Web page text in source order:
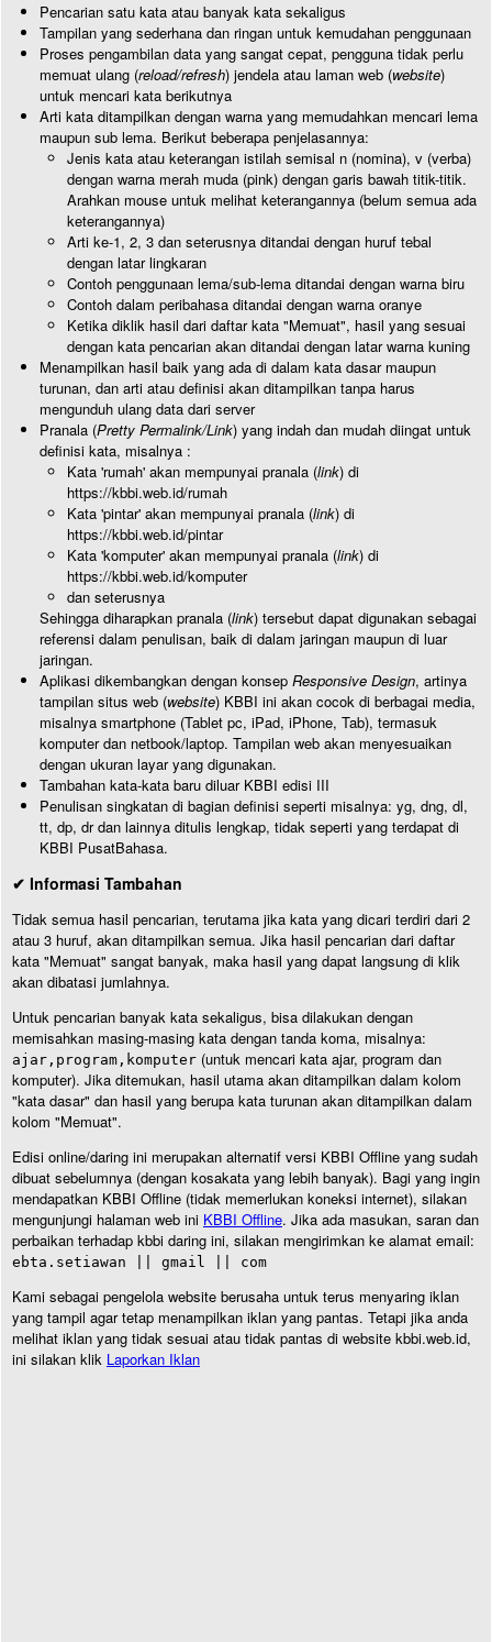
Pencarian satu kata atau banyak kata sekaligus
Tampilan yang sederhana dan ringan untuk kemudahan penggunaan
Proses pengambilan data yang sangat cepat, pengguna tidak perlu
memuat ulang (reload/refresh) jendela atau laman web (website)
untuk mencari kata berikutnya
Arti kata ditampilkan dengan warna yang memudahkan mencari lema
maupun sub lema. Berikut beberapa penjelasannya:
Jenis kata atau keterangan istilah semisal n (nomina), v (verba)
dengan warna merah muda (pink) dengan garis bawah titik-titik.
Arahkan mouse untuk melihat keterangannya (belum semua ada
keterangannya)
Arti ke-1, 2, 3 dan seterusnya ditandai dengan huruf tebal
dengan latar lingkaran
Contoh penggunaan lema/sub-lema ditandai dengan warna biru
Contoh dalam peribahasa ditandai dengan warna oranye
Ketika diklik hasil dari daftar kata "Memuat", hasil yang sesuai
dengan kata pencarian akan ditandai dengan latar warna kuning
Menampilkan hasil baik yang ada di dalam kata dasar maupun
turunan, dan arti atau definisi akan ditampilkan tanpa harus
mengunduh ulang data dari server
Pranala (Pretty Permalink/Link) yang indah dan mudah diingat untuk
definisi kata, misalnya :
Kata 'rumah' akan mempunyai pranala (link) di
https://kbbi.web.id/rumah
Kata 'pintar' akan mempunyai pranala (link) di
https://kbbi.web.id/pintar
Kata 'komputer' akan mempunyai pranala (link) di
https://kbbi.web.id/komputer
dan seterusnya
Sehingga diharapkan pranala (link) tersebut dapat digunakan sebagai
referensi dalam penulisan, baik di dalam jaringan maupun di luar
jaringan.
Aplikasi dikembangkan dengan konsep Responsive Design, artinya
tampilan situs web (website) KBBI ini akan cocok di berbagai media,
misalnya smartphone (Tablet pc, iPad, iPhone, Tab), termasuk
komputer dan netbook/laptop. Tampilan web akan menyesuaikan
dengan ukuran layar yang digunakan.
Tambahan kata-kata baru diluar KBBI edisi III
Penulisan singkatan di bagian definisi seperti misalnya: yg, dng, dl,
tt, dp, dr dan lainnya ditulis lengkap, tidak seperti yang terdapat di
KBBI PusatBahasa.
✔ Informasi Tambahan
Tidak semua hasil pencarian, terutama jika kata yang dicari terdiri dari 2
atau 3 huruf, akan ditampilkan semua. Jika hasil pencarian dari daftar
kata "Memuat" sangat banyak, maka hasil yang dapat langsung di klik
akan dibatasi jumlahnya.
Untuk pencarian banyak kata sekaligus, bisa dilakukan dengan
memisahkan masing-masing kata dengan tanda koma, misalnya:
ajar,program,komputer (untuk mencari kata ajar, program dan
komputer). Jika ditemukan, hasil utama akan ditampilkan dalam kolom
"kata dasar" dan hasil yang berupa kata turunan akan ditampilkan dalam
kolom "Memuat".
Edisi online/daring ini merupakan alternatif versi KBBI Offline yang sudah
dibuat sebelumnya (dengan kosakata yang lebih banyak). Bagi yang ingin
mendapatkan KBBI Offline (tidak memerlukan koneksi internet), silakan
mengunjungi halaman web ini KBBI Offline. Jika ada masukan, saran dan
perbaikan terhadap kbbi daring ini, silakan mengirimkan ke alamat email:
ebta.setiawan || gmail || com
Kami sebagai pengelola website berusaha untuk terus menyaring iklan
yang tampil agar tetap menampilkan iklan yang pantas. Tetapi jika anda
melihat iklan yang tidak sesuai atau tidak pantas di website kbbi.web.id,
ini silakan klik Laporkan Iklan